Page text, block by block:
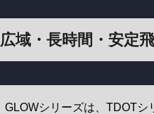
広域・長時間・安定
GLOWシリーズは、TDOTシ